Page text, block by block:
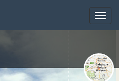
Toggle
Toggle